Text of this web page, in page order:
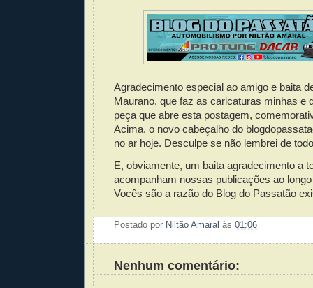
Agradecimento especial ao amigo e baita
Maurano, que faz as caricaturas minhas e
peça que abre esta postagem,
Acima, o novo cabeçalho do
no ar hoje. Desculpe se não lembrei de
E, obviamente, um baita agradecimento a
acompanham nossas publicações ao
Vocês são a razão do Blog do Passatão
Postado por Niltão Amaral às 01:06
Nenhum comentário: